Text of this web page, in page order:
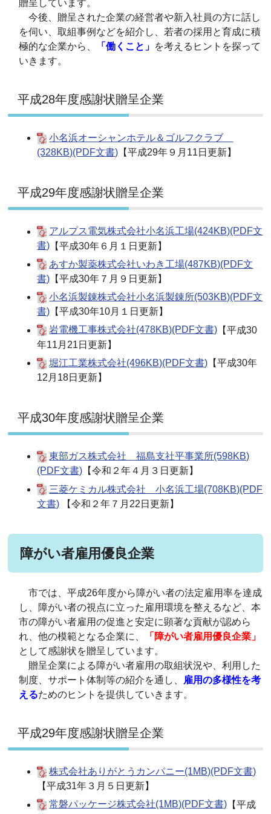
贈呈しています。
今後、贈呈された企業の経営者や新入社員の方に話し
を伺い、取組事例などを紹介し、若者の採用と育成に積
極的な企業から、
「働くこと」 を考えるヒントを探って
いきます。
平成28年度感謝状贈呈企業
小名浜オーシャンホテル＆ゴルフクラブ
(328KB)(PDF文書) 【平成29年９月11日更新】
平成29年度感謝状贈呈企業
アルプス電気株式会社小名浜工場(424KB)(PDF文
書) 【平成30年６月１日更新】
あすか製薬株式会社いわき工場(487KB)(PDF文
書) 【平成30年７月９日更新】
小名浜製錬株式会社小名浜製錬所(503KB)(PDF文
書) 【平成30年10月１日更新】
岩電機工事株式会社(478KB)(PDF文書) 【平成30
年11月21日更新】
堀江工業株式会社(496KB)(PDF文書) 【平成30年
12月18日更新】
平成30年度感謝状贈呈企業
東部ガス株式会社 福島支社平事業所(598KB)
(PDF文書) 【令和２年４月３日更新】
三菱ケミカル株式会社 小名浜工場(708KB)(PDF
文書) 【令和２年７月22日更新】
障がい者雇用優良企業
市では、平成26年度から障がい者の法定雇用率を達成
し、障がい者の視点に立った雇用環境を整えるなど、本
市の障がい者雇用の促進と安定に顕著な貢献が認めら
れ、他の模範となる企業に、
「障がい者雇用優良企業」
として感謝状を贈呈しています。
贈呈企業による障がい者雇用の取組状況や、利用した
制度、サポート体制等の紹介を通し、 雇用の多様性を考
えるためのヒントを提供していきます。
平成29年度感謝状贈呈企業
株式会社ありがとうカンパニー(1MB)(PDF文書)
【平成31年３月５日更新】
常磐パッケージ株式会社(1MB)(PDF文書) 【平成